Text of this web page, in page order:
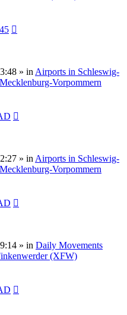
» in Airports in Schleswig-
Vorpommern
» in Airports in Schleswig-
Vorpommern
» in Daily Movements
(XFW)